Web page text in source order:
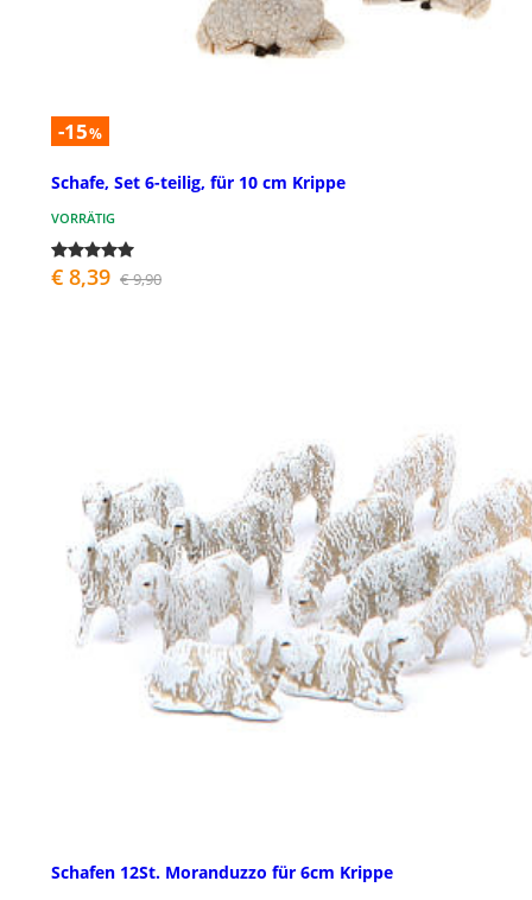
-15%
Schafe, Set 6-teilig, für 10 cm Krippe
VORRÄTIG
€ 8,39 € 9,90
Schafen 12St. Moranduzzo für 6cm Krippe